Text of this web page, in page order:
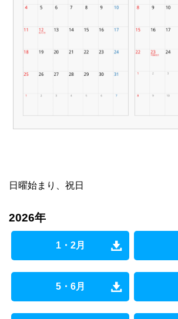
日曜始まり、祝日
2026年
1・2月
5・6月